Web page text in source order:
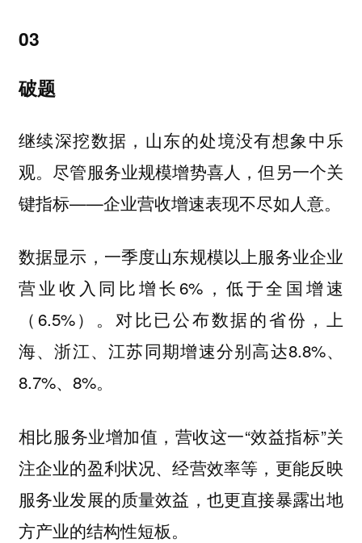
03
破题
继续深挖数据，山东的处境没有想象中乐
观。尽管服务业规模增势喜人，但另一个关
键指标——企业营收增速表现不尽如人意。
数据显示，一季度山东规模以上服务业企业
营业收入同比增长6%，低于全国增速
（6.5%）。对比已公布数据的省份，上
海、浙江、江苏同期增速分别高达8.8%、
8.7%、8%。
相比服务业增加值，营收这一“效益指标”关
注企业的盈利状况、经营效率等，更能反映
服务业发展的质量效益，也更直接暴露出地
方产业的结构性短板。